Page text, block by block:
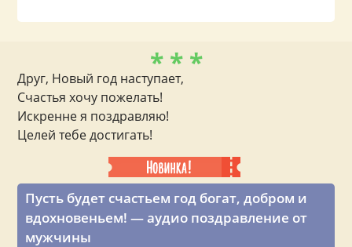
Пусть будет счастьем год богат, добром и
вдохновеньем! — аудио поздравление от
мужчины
* * *
Друг, Новый год наступает,
Счастья хочу пожелать!
Искренне я поздравляю!
Целей тебе достигать!